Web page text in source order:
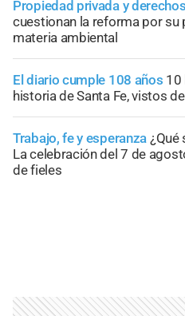
Propiedad privada y derechos
cuestionan la reforma por su
materia ambiental
El diario cumple 108 años 10
historia de Santa Fe, vistos
Trabajo, fe y esperanza ¿Qué
La celebración del 7 de
de fieles